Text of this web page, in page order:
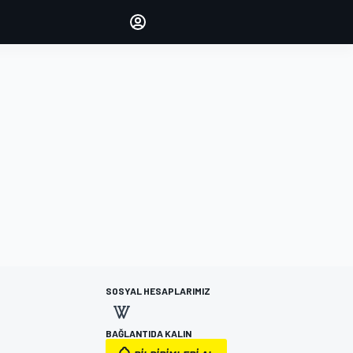
SOSYAL HESAPLARIMIZ
BAĞLANTIDA KALIN